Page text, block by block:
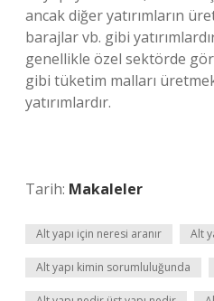
ancak diğer yatırımların
barajlar vb. gibi
genellikle özel sektörde
gibi tüketim malları
yatırımlardır.
Tarih: Makaleler
Alt yapı için neresi aranır Alt
Alt yapı kimin sorumluluğunda